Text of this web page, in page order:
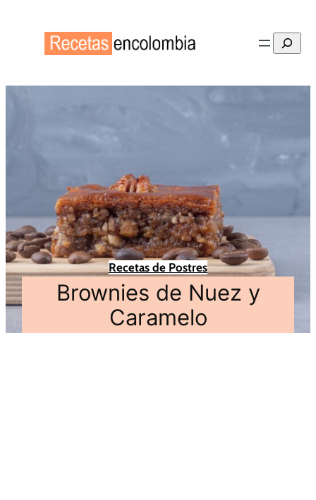
Buscar
Recetas de Postres
Brownies de Nuez y
Caramelo